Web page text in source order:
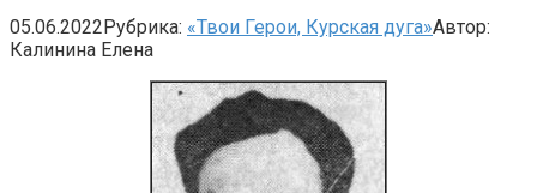
05.06.2022Рубрика: «Твои Герои, Курская дуга»Автор:
Калинина Елена